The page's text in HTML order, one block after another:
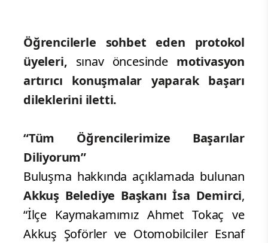
Öğrencilerle sohbet eden protokol
üyeleri, sınav öncesinde motivasyon
artırıcı konuşmalar yaparak başarı
dileklerini iletti.
“Tüm Öğrencilerimize Başarılar
Diliyorum”
Buluşma hakkında açıklamada bulunan
Akkuş Belediye Başkanı İsa Demirci,
“İlçe Kaymakamımız Ahmet Tokaç ve
Akkuş Şoförler ve Otomobilciler Esnaf